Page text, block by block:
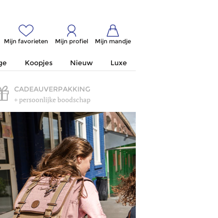
Mijn favorieten Mijn profiel Mijn mandje
Koopjes Nieuw Luxe
CADEAUVERPAKKING
+ persoonlijke boodschap